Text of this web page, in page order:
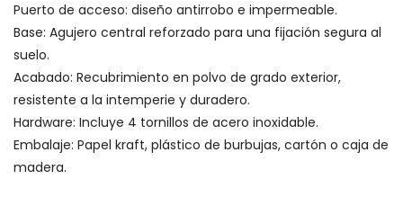
Puerto de acceso: diseño antirrobo e impermeable.
Base: Agujero central reforzado para una fijación segura al
suelo.
Acabado: Recubrimiento en polvo de grado exterior,
resistente a la intemperie y duradero.
Hardware: Incluye 4 tornillos de acero inoxidable.
Embalaje: Papel kraft, plástico de burbujas, cartón o caja de
madera.